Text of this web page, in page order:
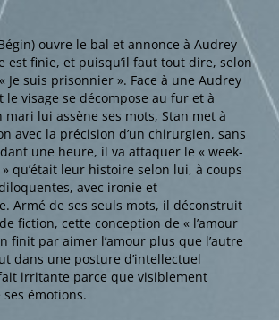
ouvre le bal et annonce à Audrey
est finie, et puisqu’il faut tout dire, selon
Je suis prisonnier ». Face à une Audrey
le visage se décompose au fur et à
mari lui assène ses mots, Stan met à
avec la précision d’un chirurgien, sans
une heure, il va attaquer le « week-
qu’était leur histoire selon lui, à coups
avec ironie et
Armé de ses seuls mots, il déconstruit
fiction, cette conception de « l’amour
finit par aimer l’amour plus que l’autre
dans une posture d’intellectuel
irritante parce que visiblement
émotions.